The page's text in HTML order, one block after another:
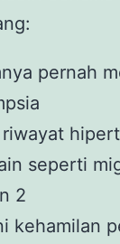
pernah
seperti
2
kehamilan